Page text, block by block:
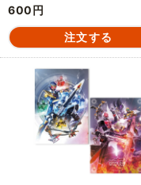
600円